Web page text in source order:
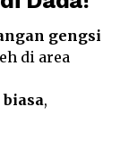
gengsi
di area
,